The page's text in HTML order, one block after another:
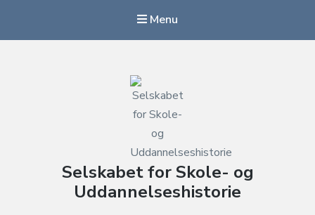
Menu
Selskabet for Skole- og
Uddannelseshistorie